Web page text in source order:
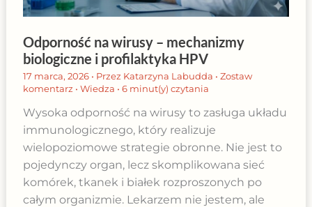
Odporność na wirusy – mechanizmy
biologiczne i profilaktyka HPV
17 marca, 2026 • Przez Katarzyna Labudda • Zostaw
komentarz • Wiedza • 6 minut(y) czytania
Wysoka odporność na wirusy to zasługa układu
immunologicznego, który realizuje
wielopoziomowe strategie obronne. Nie jest to
pojedynczy organ, lecz skomplikowana sieć
komórek, tkanek i białek rozproszonych po
całym organizmie. Lekarzem nie jestem, ale